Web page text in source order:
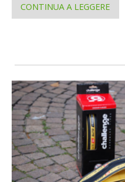
CONTINUA A LEGGERE